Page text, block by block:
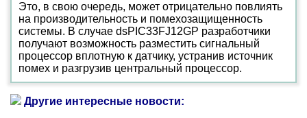
Это, в свою очередь, может отрицательно повлиять
на производительность и помехозащищенность
системы. В случае dsPIC33FJ12GP разработчики
получают возможность разместить сигнальный
процессор вплотную к датчику, устранив источник
помех и разгрузив центральный процессор.
Другие интересные новости: